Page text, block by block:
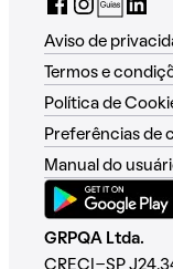
Aviso de
Termos e
Política de
Preferências de
Manual do
GRPQA Ltda.